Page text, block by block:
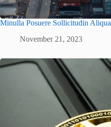
Minulla Posuere Sollicitudin
November 21, 2023